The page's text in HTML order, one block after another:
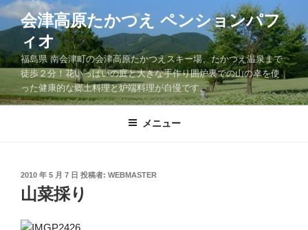
コ
ン
ツ
へ
ス
会津高原たかつえ ペンションパフ
ィオ
福島県 南会津町の会津高原たかつえスキー場、たかつえ温泉まで
徒歩２分！花いっぱいの庭と大きな手作り囲炉裏での山の幸を使
った健康的な郷土料理と炉端料理が自慢です。
メニュー
投
稿
日:
2010 年 5 月 7 日 投稿者: WEBMASTER
山菜採り